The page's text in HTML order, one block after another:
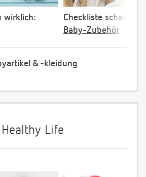
wirklich:
Checkliste
Baby-Zubehör
& -kleidung
Healthy Life